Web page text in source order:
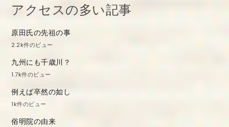
アクセスの多い記事
原田氏の先祖の事
2.2k件のビュー
九州にも千歳川？
1.7k件のビュー
例えば卒然の如し
1k件のビュー
俗明院の由来